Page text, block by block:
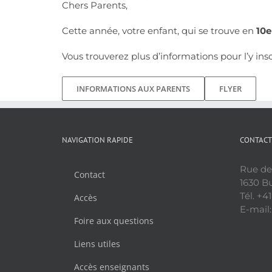
Chers Parents,
Cette année, votre enfant, qui se trouve en
Vous trouverez plus d’informations pour l’y
INFORMATIONS AUX PARENTS FLYER
NAVIGATION RAPIDE
Contact
Accès
Foire aux questions
Liens utiles
Accès enseignants
Rue
1630
Tél.
E-